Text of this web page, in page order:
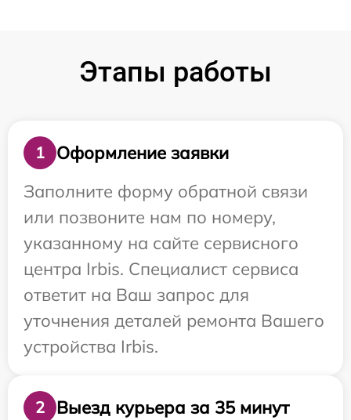
Этапы работы
1
Оформление заявки
Заполните форму обратной связи
или позвоните нам по номеру,
указанному на сайте сервисного
центра Irbis. Специалист сервиса
ответит на Ваш запрос для
уточнения деталей ремонта Вашего
устройства Irbis.
2 Выезд курьера за 35 минут